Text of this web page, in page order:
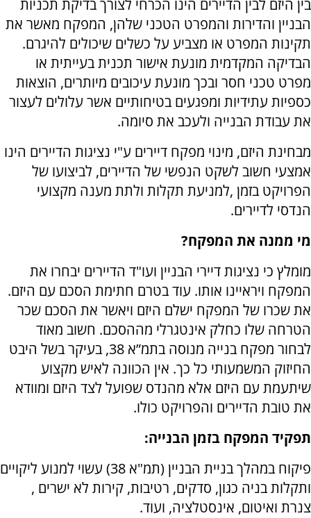
בין היזם לבין הדיירים הינו הכרחי לצורך בדיקת תכניות
הבניין והדירות והמפרט הטכני שלהן, המפקח מאשר את
תקינות המפרט או מצביע על כשלים שיכולים להיגרם.
הבדיקה המקדמית מונעת אישור תכנית בעייתית או
מפרט טכני חסר ובכך מונעת עיכובים מיותרים, הוצאות
כספיות עתידיות ומפגעים בטיחותיים אשר עלולים לעצור
את עבודת הבנייה ולעכב את סיומה.
מבחינת היזם, מינוי מפקח דיירים ע"י נציגות הדיירים הינו
אמצעי חשוב לשקט הנפשי של הדיירים, לביצועו של
הפרויקט בזמן ,למניעת תקלות ולתת מענה מקצועי
הנדסי לדיירים.
מי ממנה את המפקח?
מומלץ כי נציגות דיירי הבניין ועו"ד הדיירים יבחרו את
המפקח ויראיינו אותו. עוד בטרם חתימת הסכם עם היזם.
את שכרו של המפקח ישלם היזם ויאשר את הסכם שכר
הטרחה שלו כחלק אינטגרלי מההסכם. חשוב מאוד
לבחור מפקח בנייה מנוסה בתמ”א 38, בעיקר בשל היבט
החיזוק המשמעותי כל כך. אין הכוונה לאיש מקצוע
שיתעמת עם היזם אלא מהנדס שפועל לצד היזם ומוודא
את טובת הדיירים והפרויקט כולו.
תפקיד המפקח בזמן הבנייה:
פיקוח במהלך בניית הבניין (תמ"א 38) עשוי למנוע ליקויים
ותקלות בניה כגון, סדקים, רטיבות, קירות לא ישרים ,
צנרת ואיטום, אינסטלציה, ועוד.